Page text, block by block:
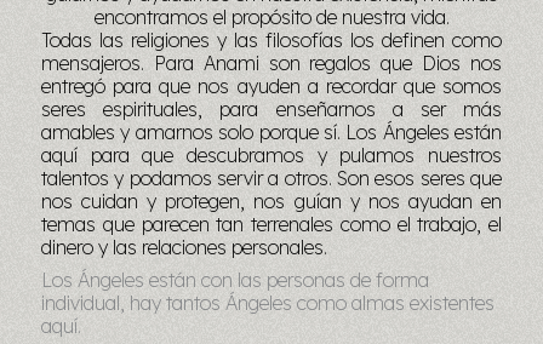
encontramos el propósito de nuestra vida.
Todas las religiones y las filosofías los definen como
mensajeros. Para Anami son regalos que Dios nos
entregó para que nos ayuden a recordar que somos
seres espirituales, para enseñarnos a ser más
amables y amarnos solo porque sí. Los Ángeles están
aquí para que descubramos y pulamos nuestros
talentos y podamos servir a otros. Son esos seres que
nos cuidan y protegen, nos guían y nos ayudan en
temas que parecen tan terrenales como el trabajo, el
dinero y las relaciones personales.
Los Ángeles están con las personas de forma
individual, hay tantos Ángeles como almas existentes
aquí.